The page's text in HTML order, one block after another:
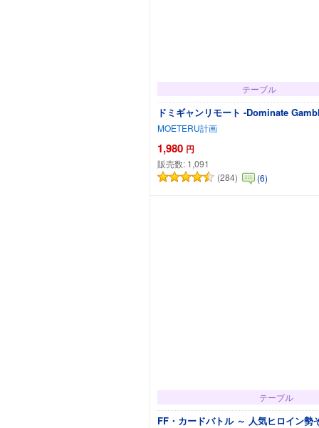
テーブル
ドミギャンリモート -Dominate
MOETERU計画
1,980 円
販売数: 1,091
(284)
(6)
カートに追加
テーブル
FF・カードバトル ～ 人気ヒロイン勢